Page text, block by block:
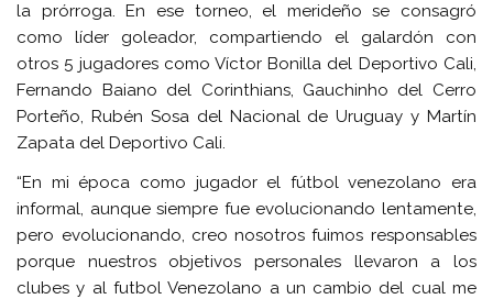
la prórroga. En ese torneo, el merideño se consagró
como líder goleador, compartiendo el galardón con
otros 5 jugadores como Víctor Bonilla del Deportivo Cali,
Fernando Baiano del Corinthians, Gauchinho del Cerro
Porteño, Rubén Sosa del Nacional de Uruguay y Martín
Zapata del Deportivo Cali.
“En mi época como jugador el fútbol venezolano era
informal, aunque siempre fue evolucionando lentamente,
pero evolucionando, creo nosotros fuimos responsables
porque nuestros objetivos personales llevaron a los
clubes y al futbol Venezolano a un cambio del cual me